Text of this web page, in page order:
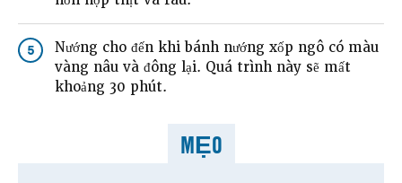
5
Nướng cho đến khi bánh nướng xốp ngô có màu
vàng nâu và đông lại. Quá trình này sẽ mất
khoảng 30 phút.
MẸO